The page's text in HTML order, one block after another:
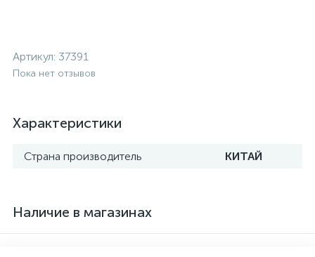
Артикул: 37391
Пока нет отзывов
Характеристики
Страна производитель КИТАЙ
Наличие в магазинах